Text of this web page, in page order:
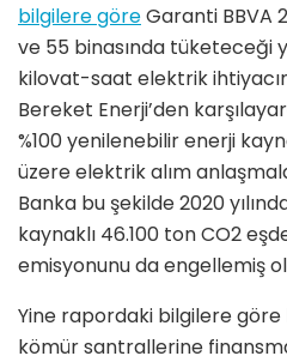
bilgilere göreGaranti BBVA
ve 55 binasında tüketeceği
kilovat-saat elektrik
Bereket Enerji’den
%100 yenilenebilir enerji
üzere elektrik alım
Banka bu şekilde 2020
kaynaklı 46.100 ton CO2
emisyonunu da engellemiş
Yine rapordaki bilgilere göre
kömür santrallerine